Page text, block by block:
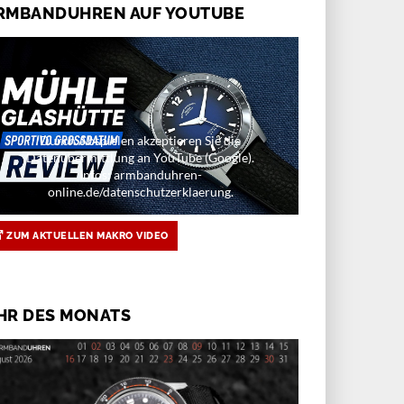
AUF YOUTUBE
Durch Abspielen akzeptieren Sie die
Datenübermittlung an YouTube (Google).
Infos: armbanduhren-
online.de/datenschutzerklaerung.
ZUM AKTUELLEN MAKRO VIDEO
DES MONATS